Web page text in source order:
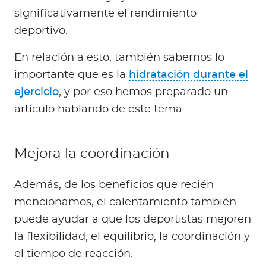
significativamente el rendimiento
deportivo.
En relación a esto, también sabemos lo
importante que es la hidratación durante el
ejercicio, y por eso hemos preparado un
artículo hablando de este tema.
Mejora la coordinación
Además, de los beneficios que recién
mencionamos, el calentamiento también
puede ayudar a que los deportistas mejoren
la flexibilidad, el equilibrio, la coordinación y
el tiempo de reacción.